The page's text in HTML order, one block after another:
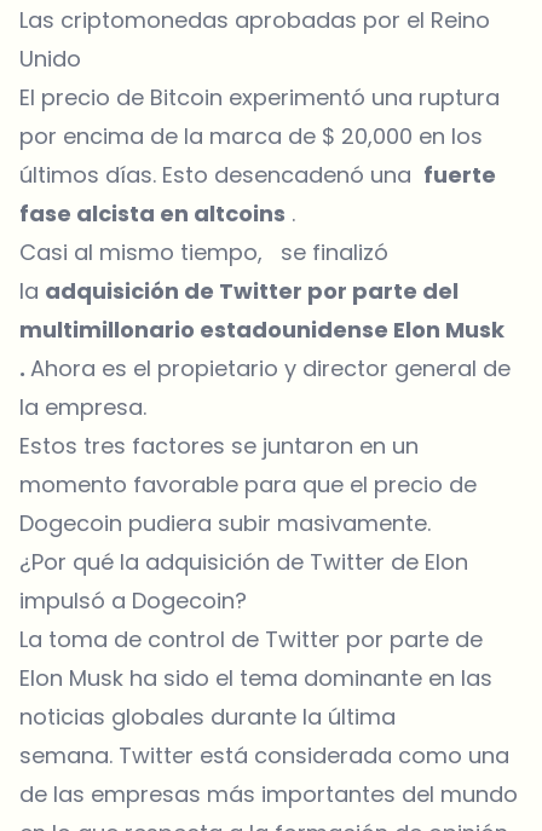
Las criptomonedas aprobadas por el Reino
Unido
El precio de Bitcoin experimentó una ruptura
por encima de la marca de $ 20,000 en los
últimos días. Esto desencadenó una fuerte
fase alcista en altcoins .
Casi al mismo tiempo, se finalizó
la adquisición de Twitter por parte del
multimillonario estadounidense Elon Musk
. Ahora es el propietario y director general de
la empresa.
Estos tres factores se juntaron en un
momento favorable para que el precio de
Dogecoin pudiera subir masivamente.
¿Por qué la adquisición de Twitter de Elon
impulsó a Dogecoin?
La toma de control de Twitter por parte de
Elon Musk ha sido el tema dominante en las
noticias globales durante la última
semana. Twitter está considerada como una
de las empresas más importantes del mundo